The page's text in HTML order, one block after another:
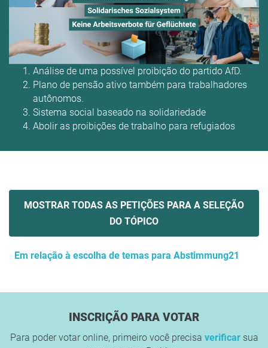
Análise de uma possível proibição do partido AfD.
Plano de pensão ativo também para trabalhadores
autônomos.
Sistema social baseado na solidariedade
Abolir as proibições de trabalho para refugiados
MOSTRAR TODAS AS PETIÇÕES PARA A SELEÇÃO
DO TÓPICO
Em relação à escolha de temas para Abstimmung21
INSCRIÇÃO PARA VOTAR
Para poder votar online, primeiro você precisa verificarsua